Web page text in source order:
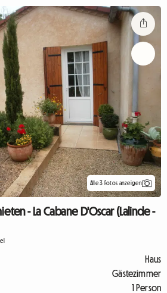
Alle 3 Fotos anzeigen
- La Cabane D'Oscar (Lalinde -
Haus
Gästezimmer
1 Person